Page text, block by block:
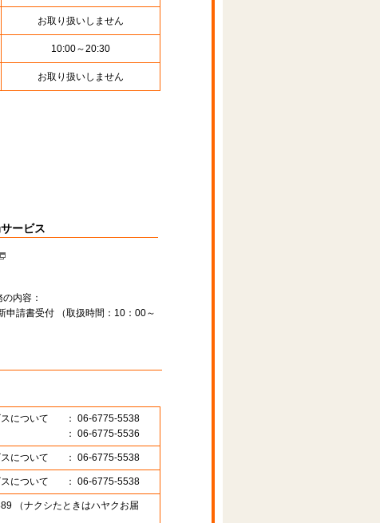
お取り扱いしません
10:00～20:30
お取り扱いしません
ービス
内容：
申請書受付 （取扱時間：10：00～
について
： 06-6775-5538
： 06-6775-5536
について ： 06-6775-5538
について ： 06-6775-5538
（ナクシたときはハヤクお届